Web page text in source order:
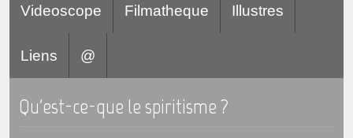
Bulletins "Le Spiritisme"
Newsletters
Sujets du mois
Videoscope Filmatheque Illustres
Liens @
Qu'est-ce-que le spiritisme ?